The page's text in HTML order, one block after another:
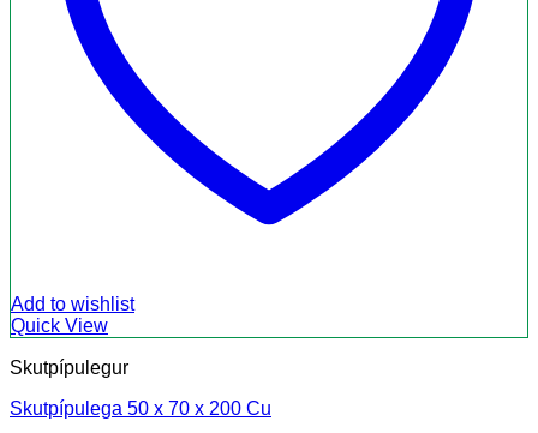
Add to wishlist
Quick View
Skutpípulegur
Skutpípulega 50 x 70 x 200 Cu